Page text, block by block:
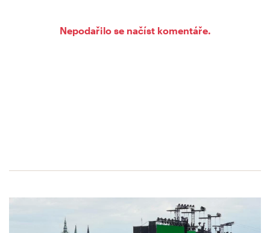
Nepodařilo se načíst komentáře.